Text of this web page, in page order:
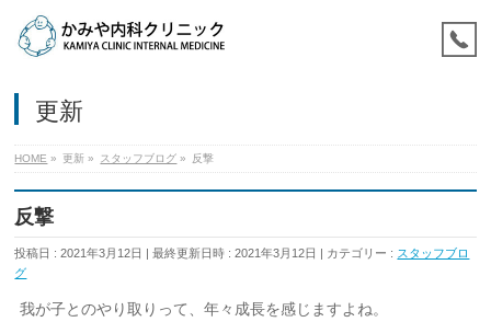
更新
HOME » 更新 » スタッフブログ » 反撃
反撃
投稿日 : 2021年3月12日 最終更新日時 : 2021年3月12日 カテゴリー : スタッフブロ
グ
我が子とのやり取りって、年々成長を感じますよね。